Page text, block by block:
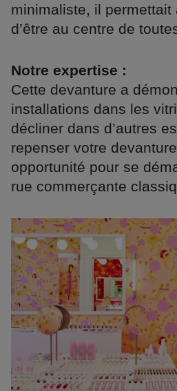
minimaliste, il permettait
d’être au centre de
Notre expertise :
Cette devanture a
installations dans les
décliner dans d’autres
repenser votre
opportunité pour se
rue commerçante